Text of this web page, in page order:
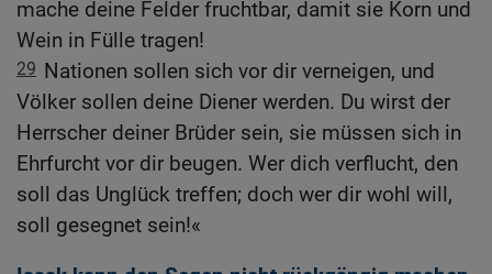
mache deine Felder fruchtbar, damit sie Korn und
Wein in Fülle tragen!
29 Nationen sollen sich vor dir verneigen, und
Völker sollen deine Diener werden. Du wirst der
Herrscher deiner Brüder sein, sie müssen sich in
Ehrfurcht vor dir beugen. Wer dich verflucht, den
soll das Unglück treffen; doch wer dir wohl will,
soll gesegnet sein!«